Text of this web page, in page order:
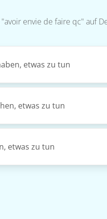
envie de faire qc" auf
etwas zu tun
etwas zu tun
etwas zu tun